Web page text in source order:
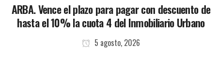
ARBA. Vence el plazo para pagar con descuento de
hasta el 10% la cuota 4 del Inmobiliario Urbano
5 agosto, 2026